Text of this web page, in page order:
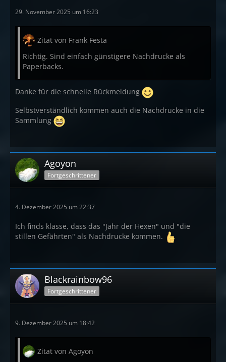
29. November 2025 um 16:23
Zitat von Frank Festa
Richtig. Sind einfach günstigere Nachdrucke als
Paperbacks.
Danke für die schnelle Rückmeldung
Selbstverständlich kommen auch die Nachdrucke in die
Sammlung
Agoyon
Fortgeschrittener
4. Dezember 2025 um 22:37
Ich finds klasse, dass das "Jahr der Hexen" und "die
stillen Gefährten" als Nachdrucke kommen.
Blackrainbow96
Fortgeschrittener
9. Dezember 2025 um 18:42
Zitat von Agoyon